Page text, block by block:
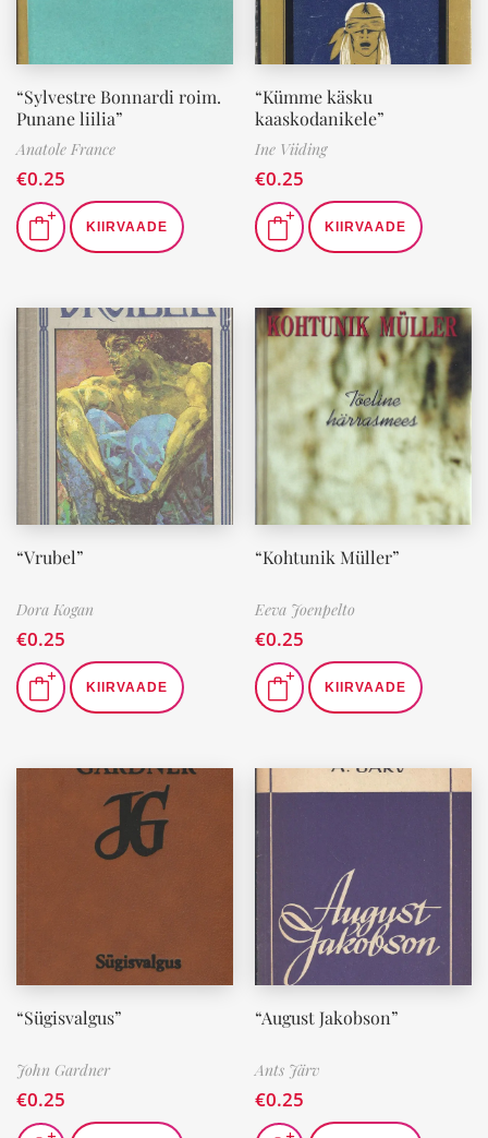
“Sylvestre Bonnardi roim.
Punane liilia”
Anatole France
€0.25
KIIRVAADE
“Kümme käsku
kaaskodanikele”
Ine Viiding
€0.25
KIIRVAADE
“Vrubel”
Dora Kogan
€0.25
KIIRVAADE
“Kohtunik Müller”
Eeva Joenpelto
€0.25
KIIRVAADE
“Sügisvalgus”
John Gardner
€0.25
“August Jakobson”
Ants Järv
€0.25